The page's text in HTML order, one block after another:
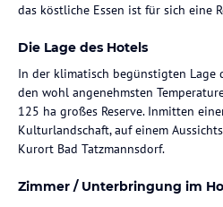
das köstliche Essen ist für sich eine
Die Lage des Hotels
In der klimatisch begünstigten Lage
den wohl angenehmsten
125 ha großes Reserve. Inmitten
Kulturlandschaft, auf einem
Kurort Bad Tatzmannsdorf.
Zimmer / Unterbringung im